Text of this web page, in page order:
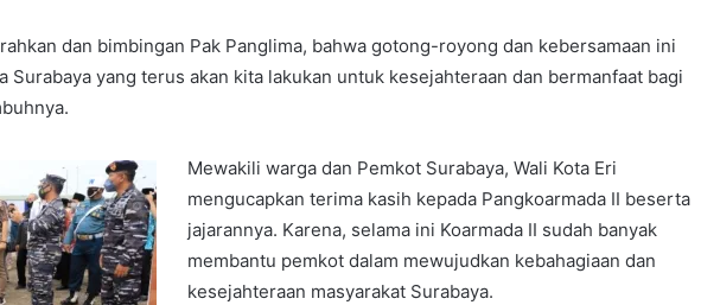
dan bimbingan Pak Panglima, bahwa gotong-royong dan kebersamaan ini
Surabaya yang terus akan kita lakukan untuk kesejahteraan dan bermanfaat bagi
Mewakili warga dan Pemkot Surabaya, Wali Kota Eri
mengucapkan terima kasih kepada Pangkoarmada II beserta
jajarannya. Karena, selama ini Koarmada II sudah banyak
membantu pemkot dalam mewujudkan kebahagiaan dan
kesejahteraan masyarakat Surabaya.